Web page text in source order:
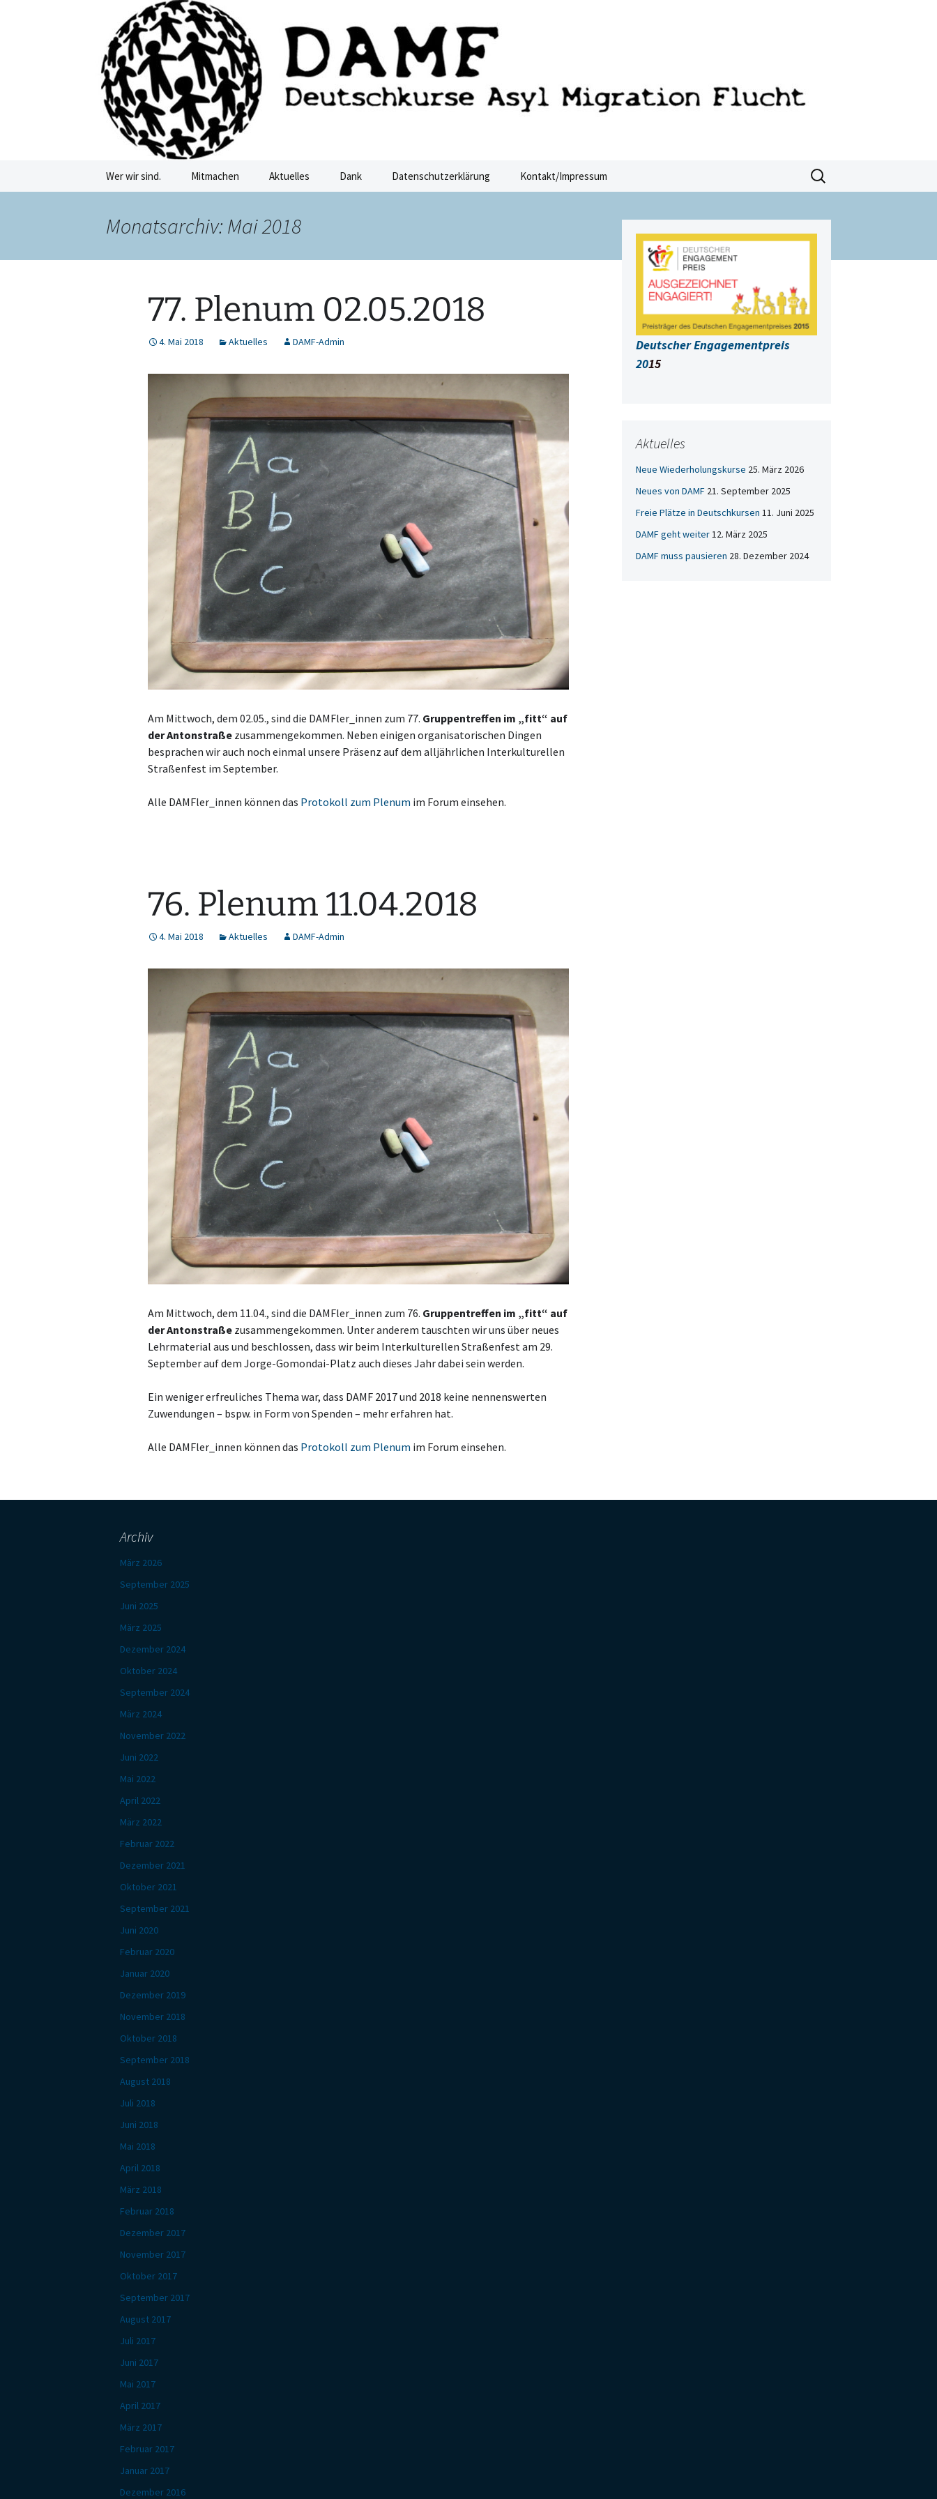
Damf Dresden
Deutschkurse Asyl Migration Flucht Dresden
Wer wir sind. Mitmachen Aktuelles Dank Datenschutzerklärung Kontakt/Impressum
Suchen
nach:
Monatsarchiv: Mai 2018
77. Plenum 02.05.2018
4. Mai 2018 Aktuelles DAMF-Admin
Am Mittwoch, dem 02.05., sind die DAMFler_innen zum 77. Gruppentreffen im „fitt“ auf
der Antonstraße zusammengekommen. Neben einigen organisatorischen Dingen
besprachen wir auch noch einmal unsere Präsenz auf dem alljährlichen Interkulturellen
Straßenfest im September.
Alle DAMFler_innen können das Protokoll zum Plenum im Forum einsehen.
76. Plenum 11.04.2018
4. Mai 2018 Aktuelles DAMF-Admin
Am Mittwoch, dem 11.04., sind die DAMFler_innen zum 76. Gruppentreffen im „fitt“ auf
der Antonstraße zusammengekommen. Unter anderem tauschten wir uns über neues
Lehrmaterial aus und beschlossen, dass wir beim Interkulturellen Straßenfest am 29.
September auf dem Jorge-Gomondai-Platz auch dieses Jahr dabei sein werden.
Ein weniger erfreuliches Thema war, dass DAMF 2017 und 2018 keine nennenswerten
Zuwendungen – bspw. in Form von Spenden – mehr erfahren hat.
Alle DAMFler_innen können das Protokoll zum Plenum im Forum einsehen.
Deutscher Engagementpreis
2015
Aktuelles
Neue Wiederholungskurse 25. März 2026
Neues von DAMF 21. September 2025
Freie Plätze in Deutschkursen 11. Juni 2025
DAMF geht weiter 12. März 2025
DAMF muss pausieren 28. Dezember 2024
Archiv
März 2026
September 2025
Juni 2025
März 2025
Dezember 2024
Oktober 2024
September 2024
März 2024
November 2022
Juni 2022
Mai 2022
April 2022
März 2022
Februar 2022
Dezember 2021
Oktober 2021
September 2021
Juni 2020
Februar 2020
Januar 2020
Dezember 2019
November 2018
Oktober 2018
September 2018
August 2018
Juli 2018
Juni 2018
Mai 2018
April 2018
März 2018
Februar 2018
Dezember 2017
November 2017
Oktober 2017
September 2017
August 2017
Juli 2017
Juni 2017
Mai 2017
April 2017
März 2017
Februar 2017
Januar 2017
Dezember 2016